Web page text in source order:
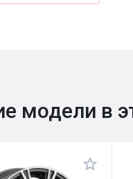
модели в